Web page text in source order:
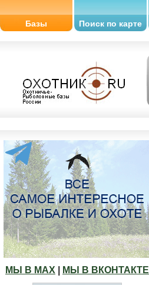
Базы Поиск по карте
МЫ В МАХ МЫ В ВКОНТАКТЕ